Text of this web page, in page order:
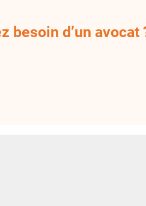
besoin d’un avocat